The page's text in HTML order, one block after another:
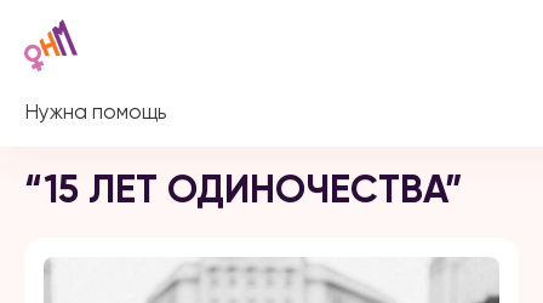
Нужна помощь
“15 ЛЕТ ОДИНОЧЕСТВА”